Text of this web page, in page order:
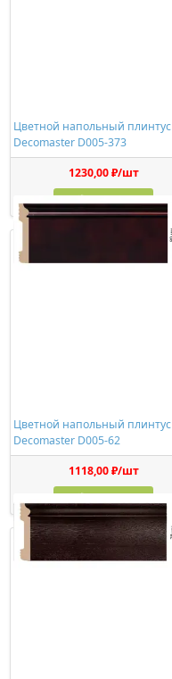
Цветной напольный плинтус
Decomaster D005-373
1230,00 ₽/шт
Купить
Цветной напольный плинтус
Decomaster D005-62
1118,00 ₽/шт
Купить